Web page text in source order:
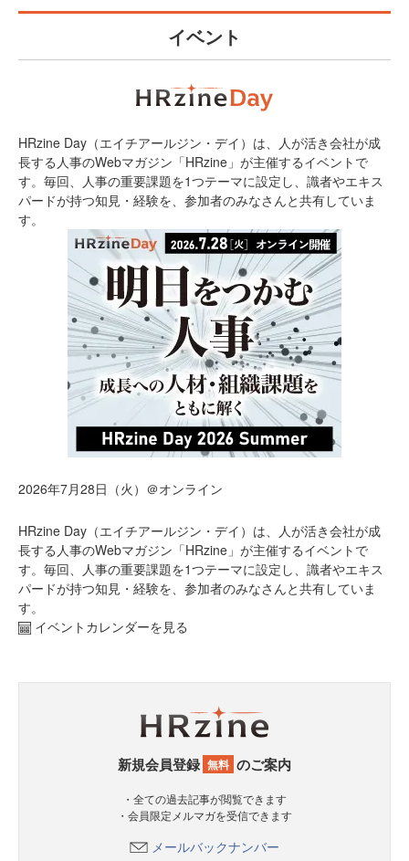
イベント
HRzine Day（エイチアールジン・デイ）は、人が活き会社が成
長する人事のWebマガジン「HRzine」が主催するイベントで
す。毎回、人事の重要課題を1つテーマに設定し、識者やエキス
パードが持つ知見・経験を、参加者のみなさんと共有していま
す。
2026年7月28日（火）＠オンライン
HRzine Day（エイチアールジン・デイ）は、人が活き会社が成
長する人事のWebマガジン「HRzine」が主催するイベントで
す。毎回、人事の重要課題を1つテーマに設定し、識者やエキス
パードが持つ知見・経験を、参加者のみなさんと共有していま
す。
イベントカレンダーを見る
新規会員登録 無料 のご案内
・全ての過去記事が閲覧できます
・会員限定メルマガを受信できます
メールバックナンバー